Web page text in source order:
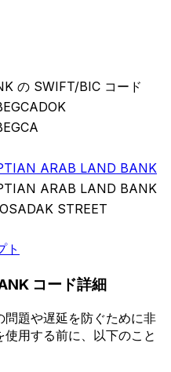
の SWIFT/BIC コード
ARAB LAND BANK
ARAB LAND BANK
STREET
ト
コード詳細
題や遅延を防ぐために非
用する前に、以下のこと